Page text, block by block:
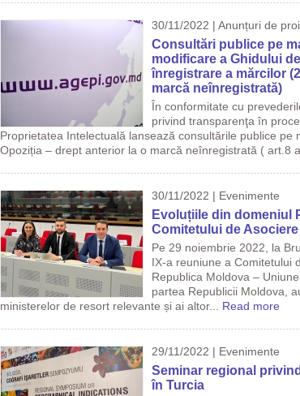
30/11/2022 | Anunțuri de
Consultări publice pe
modificare a Ghidului
înregistrare a mărcilor
marcă neînregistrată)
În conformitate cu
privind transparenţa în
Proprietatea Intelectuală lansează consultările publice pe
Opoziția – drept anterior la o marcă neînregistrată ( art.8
30/11/2022 | Evenimente
Evoluțiile din domeniul
Comitetului de Asociere
Pe 29 noiembrie 2022, la
IX-a reuniune a Comitetului
Republica Moldova –
partea Republicii Moldova,
ministerelor de resort relevante și ai altor... Read more
29/11/2022 | Evenimente
Seminar regional
în Turcia